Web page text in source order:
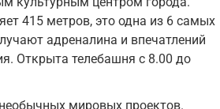
415 метров, это одна из 6 самых
адреналина и впечатлений
Открыта телебашня с 8.00 до
мировых проектов.